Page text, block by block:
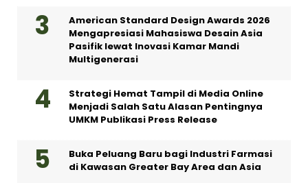
Multigenerasi
Strategi Hemat Tampil di Media Online
Menjadi Salah Satu Alasan Pentingnya
Buka Peluang Baru bagi Industri Farmasi
di Kawasan Greater Bay Area dan Asia
Ragnarok Zero: Global Gelar OBT Perdana
untuk Server PC Global Pertama